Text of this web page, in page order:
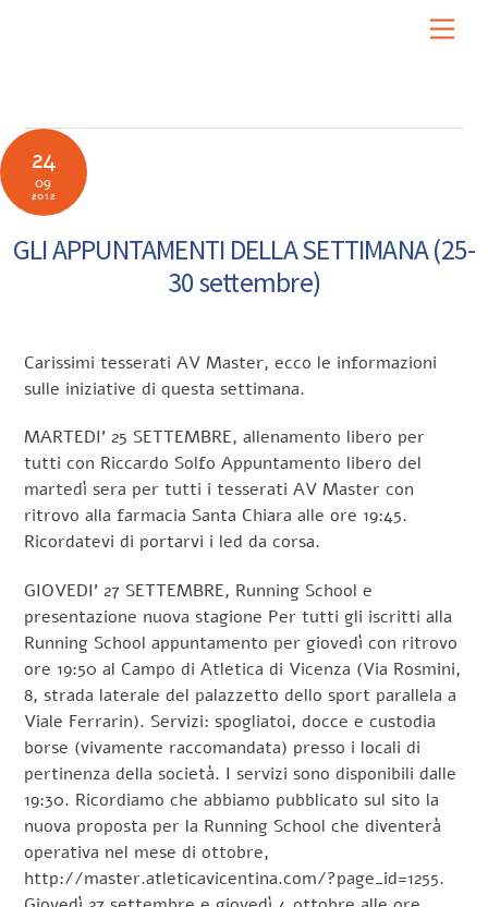
24
09
2012
GLI APPUNTAMENTI DELLA SETTIMANA (25-
30 settembre)
Carissimi tesserati AV Master, ecco le informazioni
sulle iniziative di questa settimana.
MARTEDI’ 25 SETTEMBRE, allenamento libero per
tutti con Riccardo Solfo Appuntamento libero del
martedì sera per tutti i tesserati AV Master con
ritrovo alla farmacia Santa Chiara alle ore 19:45.
Ricordatevi di portarvi i led da corsa.
GIOVEDI’ 27 SETTEMBRE, Running School e
presentazione nuova stagione Per tutti gli iscritti alla
Running School appuntamento per giovedì con ritrovo
ore 19:50 al Campo di Atletica di Vicenza (Via Rosmini,
8, strada laterale del palazzetto dello sport parallela a
Viale Ferrarin). Servizi: spogliatoi, docce e custodia
borse (vivamente raccomandata) presso i locali di
pertinenza della società. I servizi sono disponibili dalle
19:30. Ricordiamo che abbiamo pubblicato sul sito la
nuova proposta per la Running School che diventerà
operativa nel mese di ottobre,
http://master.atleticavicentina.com/?page_id=1255.